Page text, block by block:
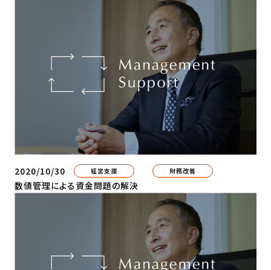
2020/10/30 経営支援 財務改善
数値管理による資金問題の解決